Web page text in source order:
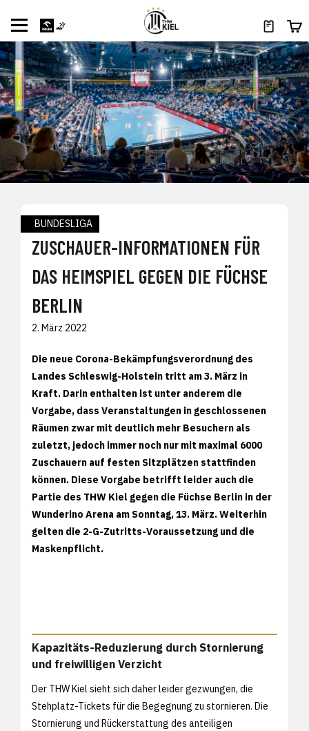
BUNDESLIGA
ZUSCHAUER-INFORMATIONEN FÜR
DAS HEIMSPIEL GEGEN DIE FÜCHSE
BERLIN
2. März 2022
Die neue Corona-Bekämpfungsverordnung des
Landes Schleswig-Holstein tritt am 3. März in
Kraft. Darin enthalten ist unter anderem die
Vorgabe, dass Veranstaltungen in geschlossenen
Räumen zwar mit deutlich mehr Besuchern als
zuletzt, jedoch immer noch nur mit maximal 6000
Zuschauern auf festen Sitzplätzen stattfinden
können. Diese Vorgabe betrifft leider auch die
Partie des THW Kiel gegen die Füchse Berlin in der
Wunderino Arena am Sonntag, 13. März. Weiterhin
gelten die 2-G-Zutritts-Voraussetzung und die
Maskenpflicht.
Kapazitäts-Reduzierung durch Stornierung
und freiwilligen Verzicht
Der THW Kiel sieht sich daher leider gezwungen, die
Stehplatz-Tickets für die Begegnung zu stornieren. Die
Stornierung und Rückerstattung des anteiligen